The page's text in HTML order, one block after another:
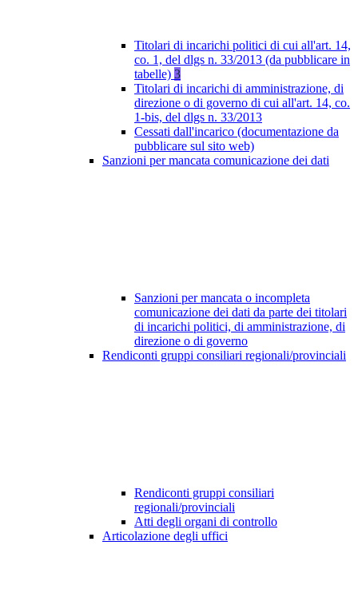
Titolari di incarichi politici di cui all'art. 14,
co. 1, del dlgs n. 33/2013 (da pubblicare in
tabelle) 3
Titolari di incarichi di amministrazione, di
direzione o di governo di cui all'art. 14, co.
1-bis, del dlgs n. 33/2013
Cessati dall'incarico (documentazione da
pubblicare sul sito web)
Sanzioni per mancata comunicazione dei dati
Sanzioni per mancata o incompleta
comunicazione dei dati da parte dei titolari
di incarichi politici, di amministrazione, di
direzione o di governo
Rendiconti gruppi consiliari regionali/provinciali
Rendiconti gruppi consiliari
regionali/provinciali
Atti degli organi di controllo
Articolazione degli uffici